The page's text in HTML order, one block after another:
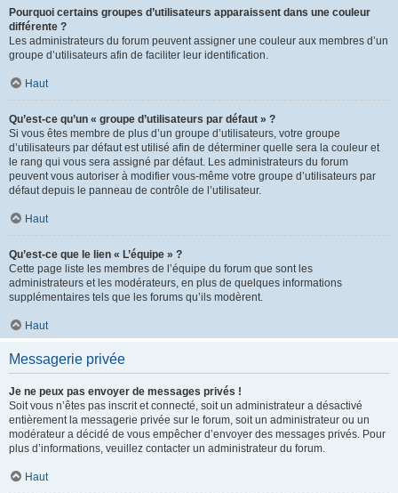
Pourquoi certains groupes d’utilisateurs apparaissent dans une couleur
différente ?
Les administrateurs du forum peuvent assigner une couleur aux membres d’un
groupe d’utilisateurs afin de faciliter leur identification.
Haut
Qu’est-ce qu’un « groupe d’utilisateurs par défaut » ?
Si vous êtes membre de plus d’un groupe d’utilisateurs, votre groupe
d’utilisateurs par défaut est utilisé afin de déterminer quelle sera la couleur et
le rang qui vous sera assigné par défaut. Les administrateurs du forum
peuvent vous autoriser à modifier vous-même votre groupe d’utilisateurs par
défaut depuis le panneau de contrôle de l’utilisateur.
Haut
Qu’est-ce que le lien « L’équipe » ?
Cette page liste les membres de l’équipe du forum que sont les
administrateurs et les modérateurs, en plus de quelques informations
supplémentaires tels que les forums qu’ils modèrent.
Haut
Messagerie privée
Je ne peux pas envoyer de messages privés !
Soit vous n’êtes pas inscrit et connecté, soit un administrateur a désactivé
entièrement la messagerie privée sur le forum, soit un administrateur ou un
modérateur a décidé de vous empêcher d’envoyer des messages privés. Pour
plus d’informations, veuillez contacter un administrateur du forum.
Haut